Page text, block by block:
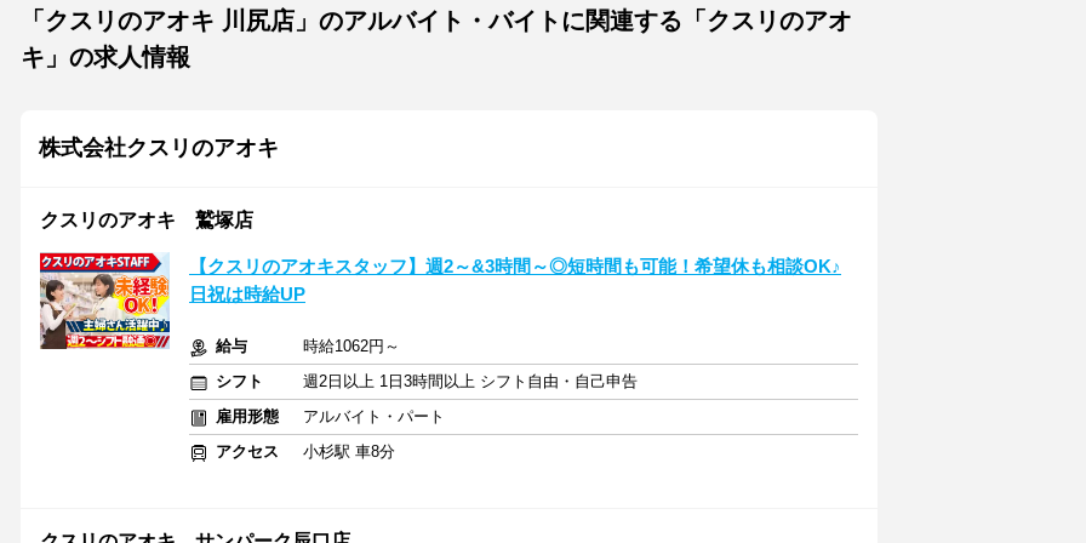
「クスリのアオキ 川尻店」のアルバイト・バイトに関連する「クスリのアオ
キ」の求人情報
株式会社クスリのアオキ
クスリのアオキ 鷲塚店
【クスリのアオキスタッフ】週2～&3時間～◎短時間も可能！希望休も相談OK♪
日祝は時給UP
給与
時給1062円～
シフト
週2日以上 1日3時間以上 シフト自由・自己申告
雇用形態
アルバイト・パート
アクセス
小杉駅 車8分